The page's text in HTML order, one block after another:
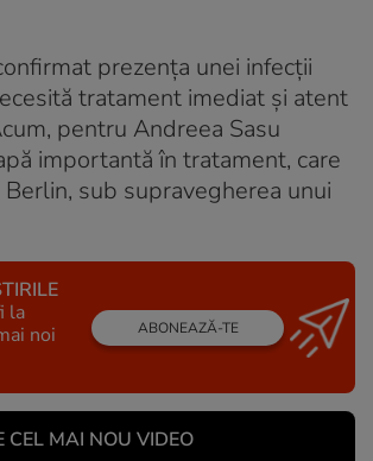
prezența unei infecții
tratament imediat și atent
pentru Andreea Sasu
importantă în tratament, care
sub supravegherea unui
la
noi
ABONEAZĂ-TE
CEL MAI NOU VIDEO